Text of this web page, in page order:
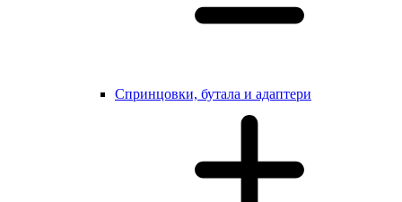
Cпринцовки, бутала и адаптери